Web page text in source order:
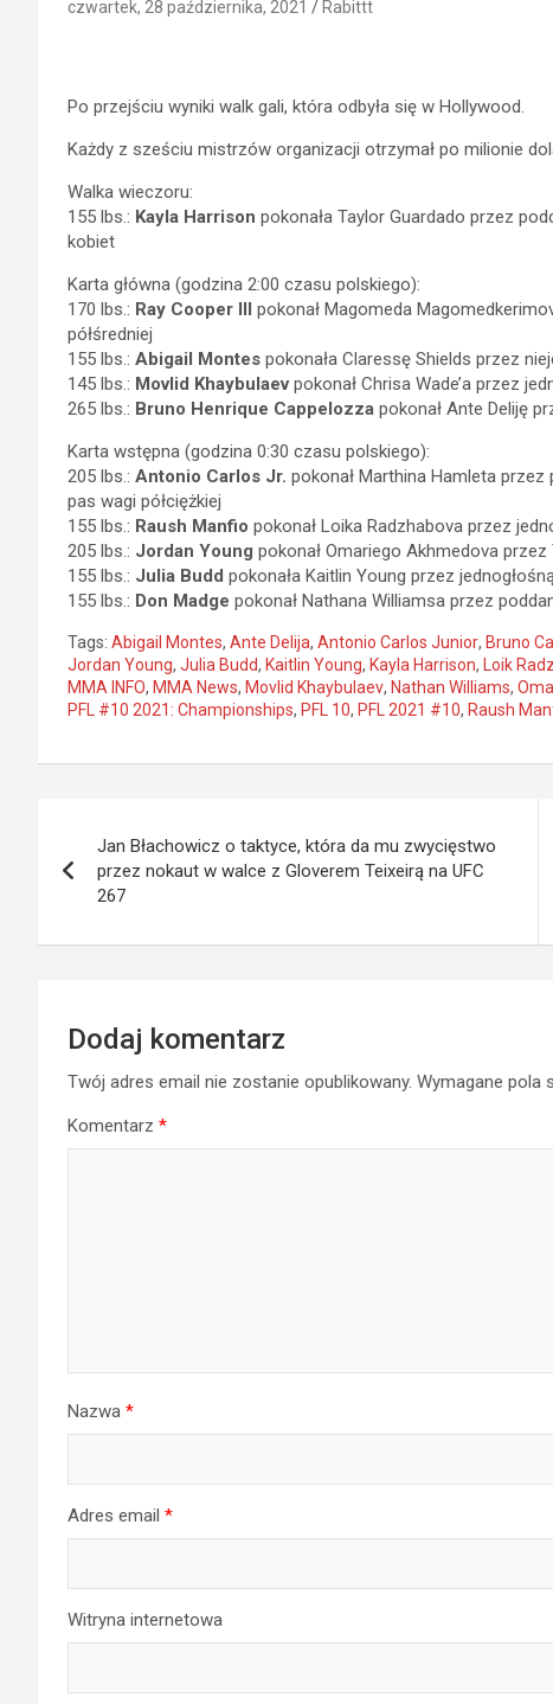
czwartek, 28 października, 2021 Rabittt
Po przejściu wyniki walk gali, która odbyła się w Hollywood.
Każdy z sześciu mistrzów organizacji otrzymał po milionie
Walka wieczoru:
155 lbs.: Kayla Harrison pokonała Taylor Guardado przez
kobiet
Karta główna (godzina 2:00 czasu polskiego):
170 lbs.: Ray Cooper III pokonał Magomeda
półśredniej
155 lbs.: Abigail Montes pokonała Claressę Shields przez
145 lbs.: Movlid Khaybulaevpokonał Chrisa Wade’a przez
265 lbs.: Bruno Henrique Cappelozza pokonał Ante Deliję
Karta wstępna (godzina 0:30 czasu polskiego):
205 lbs.: Antonio Carlos Jr. pokonał Marthina Hamleta
pas wagi półciężkiej
155 lbs.: Raush Manfio pokonał Loika Radzhabova przez
205 lbs.: Jordan Young pokonał Omariego Akhmedova przez
155 lbs.: Julia Budd pokonała Kaitlin Young przez
155 lbs.: Don Madge pokonał Nathana Williamsa przez
Tags: Abigail Montes, Ante Delija, Antonio Carlos Junior, Bruno
Jordan Young, Julia Budd, Kaitlin Young, Kayla Harrison, Loik
MMA INFO, MMA News, Movlid Khaybulaev, Nathan Williams,
PFL #10 2021: Championships, PFL 10, PFL 2021 #10, Raush
wpisu
Jan Błachowicz o taktyce, która da mu zwycięstwo
przez nokaut w walce z Gloverem Teixeirą na UFC
267
Dodaj komentarz
Twój adres email nie zostanie opublikowany. Wymagane pola
Komentarz *
Nazwa *
Adres email *
Witryna internetowa